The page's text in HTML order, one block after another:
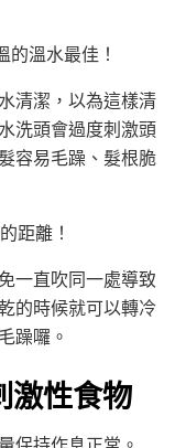
溫水最佳！
清潔，以為這樣清
洗頭會過度刺激頭
容易毛躁、髮根脆
距離！
一直吹同一處導致
的時候就可以轉冷
躁囉。
激性食物